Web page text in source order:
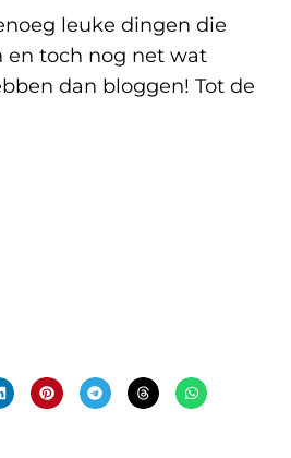
leuke dingen die
en toch nog net wat
dan bloggen! Tot de